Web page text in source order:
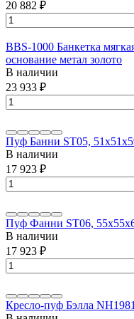
20 882 ₽
BBS-1000 Банкетка
основание метал золото
В наличии
23 933 ₽
Пуф Банни ST05,
В наличии
17 923 ₽
Пуф Фанни ST06,
В наличии
17 923 ₽
Кресло-пуф Бэлла